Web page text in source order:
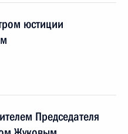
юстиции
Председателя